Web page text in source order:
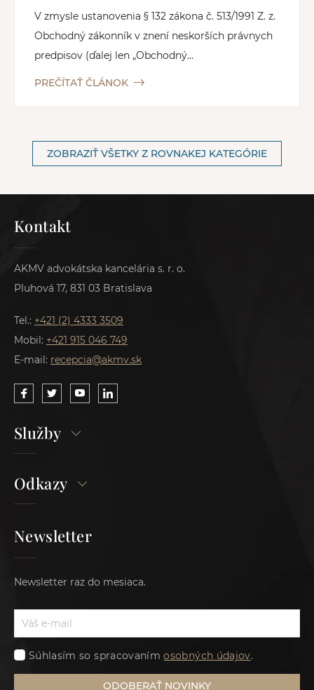
V zmysle ustanovenia § 132 zákona č. 513/1991 Z. z.
Obchodný zákonník v znení neskorších právnych
predpisov (ďalej len „Obchodný...
PREČÍTAŤ ČLÁNOK
ZOBRAZIŤ VŠETKY Z ROVNAKEJ KATEGÓRIE
Kontakt
AKMV advokátska kancelária s. r. o.
Pluhová 17, 831 03 Bratislava
Tel.: +421 (2) 4333 3509
Mobil: +421 915 046 749
E-mail: recepcia@akmv.sk
Služby
Odkazy
Newsletter
Newsletter raz do mesiaca.
Súhlasím so spracovanímosobných údajov.
ODOBERAŤ NOVINKY